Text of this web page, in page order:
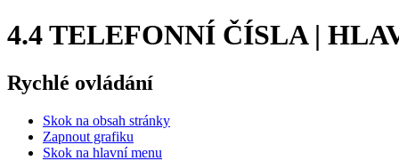
4.4 TELEFONNÍ ČÍSLA |
Rychlé ovládání
Skok na obsah stránky
Zapnout grafiku
Skok na hlavní menu